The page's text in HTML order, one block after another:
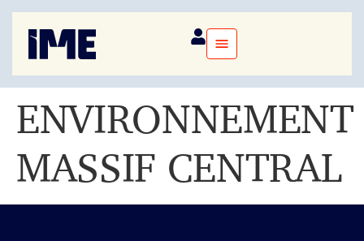
ENVIRONNEMENT
MASSIF CENTRAL